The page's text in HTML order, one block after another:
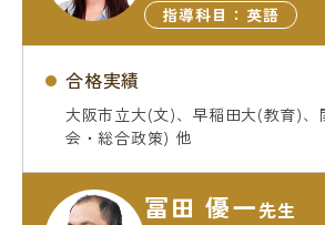
指導科目：英語
合格実績
大阪市立大(文)、早稲田大(教育)、
会・総合政策) 他
冨田 優一先生